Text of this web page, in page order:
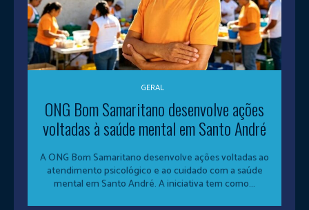
GERAL
ONG Bom Samaritano desenvolve ações
voltadas à saúde mental em Santo André
A ONG Bom Samaritano desenvolve ações voltadas ao
atendimento psicológico e ao cuidado com a saúde
mental em Santo André. A iniciativa tem como...